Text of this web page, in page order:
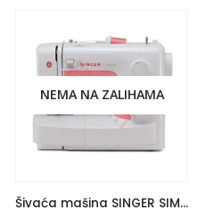
NEMA NA ZALIHAMA
Šivaća mašina SINGER SIMPLE 3210